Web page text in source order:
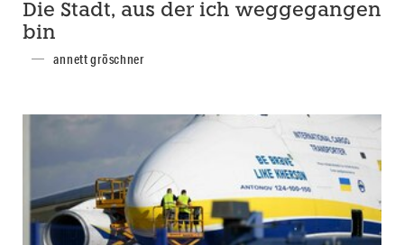
Die Stadt, aus der ich weggegangen
bin
annett gröschner